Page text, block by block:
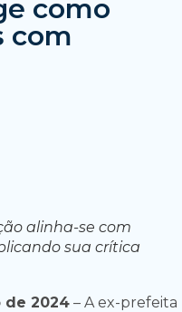
como
com
alinha-se com
sua crítica
de 2024 – A ex-prefeita